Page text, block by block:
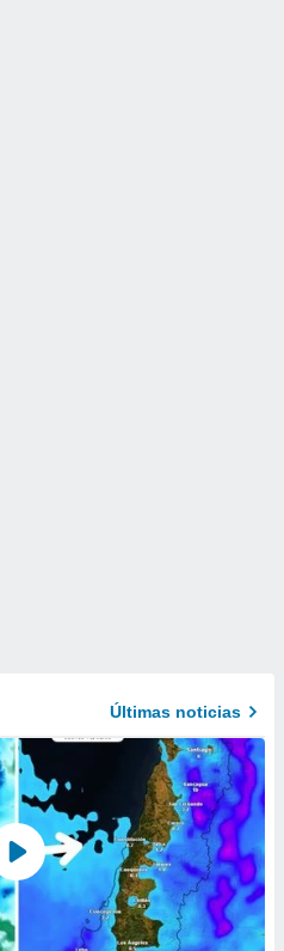
Últimas noticias